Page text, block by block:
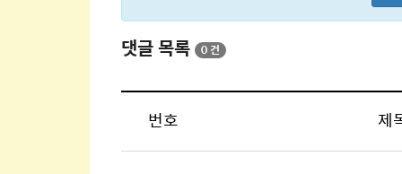
댓글 목록 0 건
번호 제